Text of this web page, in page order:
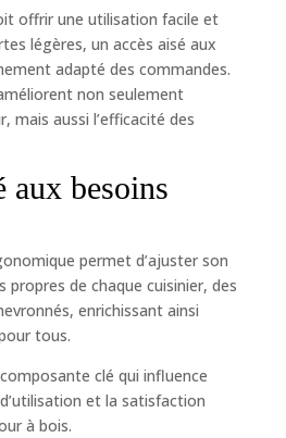
offrir une utilisation facile et
légères, un accès aisé aux
adapté des commandes.
non seulement
mais aussi l’efficacité des
aux besoins
permet d’ajuster son
propres de chaque cuisinier, des
enrichissant ainsi
tous.
clé qui influence
et la satisfaction
à bois.